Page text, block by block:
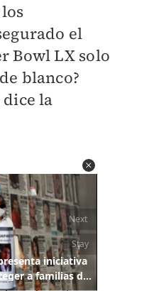
el
Bowl LX solo
blanco?
dice la